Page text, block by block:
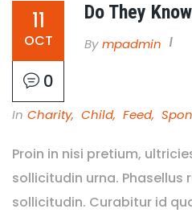
11
OCT
0
Do They
By Mpadmin
In Charity, Child, Feed,
Proin in nisi pretium,
sollicitudin urna. Phasellus
sollicitudin. Curabitur id